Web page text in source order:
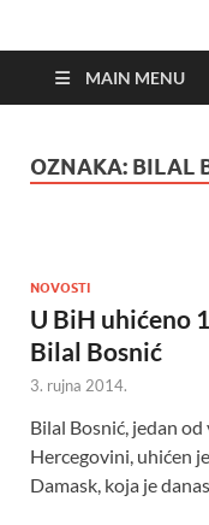
MAIN MENU
OZNAKA: BILAL
NOVOSTI
U BiH uhićeno
Bilal Bosnić
3. rujna 2014.
Bilal Bosnić, jedan
Hercegovini, uhićen
Damask, koja je